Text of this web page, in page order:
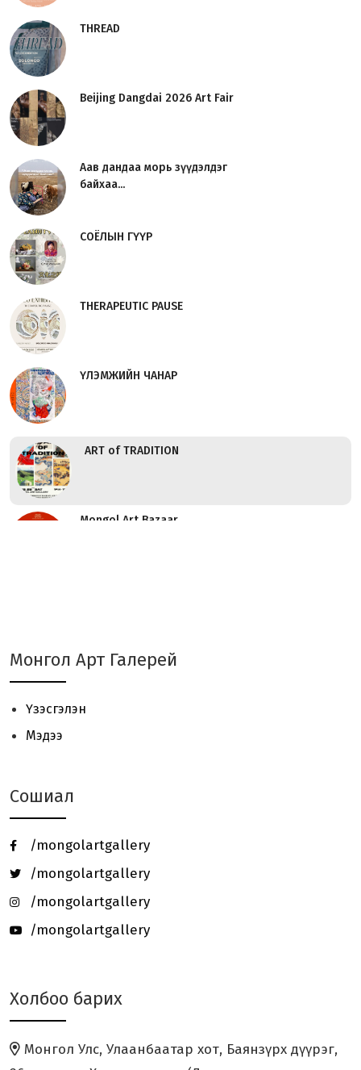
THREAD
Beijing Dangdai 2026 Art Fair
Аав дандаа морь зүүдэлдэг
байхаа...
СОЁЛЫН ГҮҮР
THERAPEUTIC PAUSE
ҮЛЭМЖИЙН ЧАНАР
ART of TRADITION
Mongol Art Bazaar
Домог Амилсан Говь
BEYOND THE HORIZON
Японы уран бүтээлчдийн
I LOVE SUSHI
Монгол Арт Галерей
Үзэсгэлэн
Мэдээ
Сошиал
/mongolartgallery
/mongolartgallery
/mongolartgallery
/mongolartgallery
Холбоо барих
Монгол Улс, Улаанбаатар хот, Баянзүрх дүүрэг,